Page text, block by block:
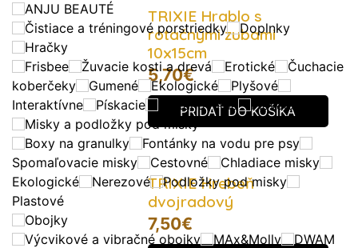
ANJU BEAUTÉ
Čistiace a tréningové porstriedky
Doplnky
Hračky
Frisbee
Žuvacie kosti a drevá Erotické
Čuchacie
koberčeky
Gumené Ekologické
Plyšové
Interaktívne
Pískacie Preťahovadlá
Plávajúce
Misky a podložky pod misky
Boxy na granulky
Fontánky na vodu pre psy
Spomaľovacie misky
Cestovné
Chladiace misky
Ekologické
Nerezové
Podložky pod misky
Plastové
Obojky
Výcvikové a vibračné obojky
MAx&Molly
DWAM
TRIXIE Hrablo s
rotačnými zubami
10x15cm
5,70€
PRIDAŤ DO KOŠÍKA
TRIXIE Hrebeň
dvojradový
7,50€